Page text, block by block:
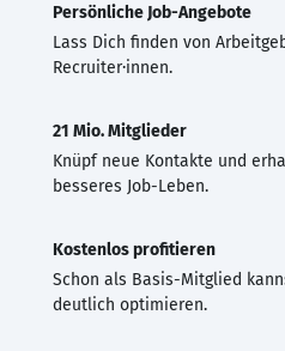
Persönliche Job-Angebote
Lass Dich finden von
Recruiter·innen.
21 Mio. Mitglieder
Knüpf neue Kontakte und
besseres Job-Leben.
Kostenlos profitieren
Schon als Basis-Mitglied
deutlich optimieren.